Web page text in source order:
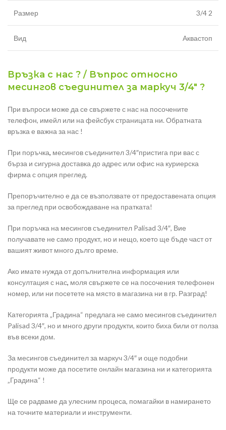
Размер 3/4 2
Вид Аквастоп
Връзка с нас ? / Въпрос относно
месингов съединител за маркуч 3/4″ ?
При въпроси може да се свържете с нас на посочените
телефон, имейл или на фейсбук страницата ни. Обратната
връзка е важна за нас !
При поръчка, месингов съединител 3/4″пристига при вас с
бърза и сигурна доставка до адрес или офис на куриерска
фирма с опция преглед.
Препоръчително е да се възползвате от предоставената опция
за преглед при освобождаване на пратката!
При поръчка на месингов съединител Palisad 3/4″, Вие
получавате не само продукт, но и нещо, което ще бъде част от
вашият живот много дълго време.
Ако имате нужда от допълнителна информация или
консултация с нас, моля свържете се на посочения телефонен
номер, или ни посетете на място в магазина ни в гр. Разград!
Категорията „Градина“ предлага не само месингов съединител
Palisad 3/4″, но и много други продукти, които биха били от полза
във всеки дом.
За месингов съединител за маркуч 3/4″ и още подобни
продукти може да посетите онлайн магазина ни и категорията
„Градина“ !
Ще се радваме да улесним процеса, помагайки в намирането
на точните материали и инструменти.